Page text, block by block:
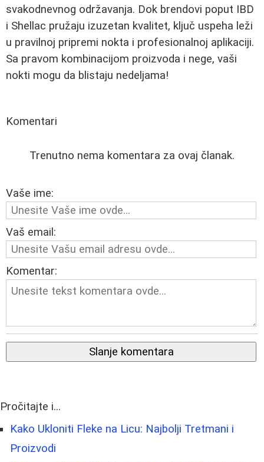
svakodnevnog održavanja. Dok brendovi poput IBD
i Shellac pružaju izuzetan kvalitet, ključ uspeha leži
u pravilnoj pripremi nokta i profesionalnoj aplikaciji.
Sa pravom kombinacijom proizvoda i nege, vaši
nokti mogu da blistaju nedeljama!
Komentari
Trenutno nema komentara za ovaj članak.
Vaše ime:
Vaš email:
Komentar:
Slanje komentara
Pročitajte i...
Kako Ukloniti Fleke na Licu: Najbolji Tretmani i
Proizvodi